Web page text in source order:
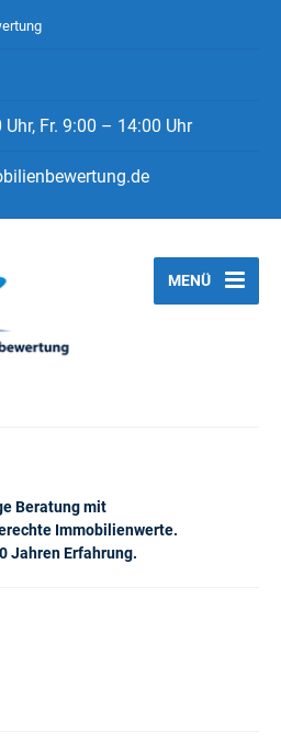
Fr. 9:00 – 14:00 Uhr
Beratung mit
Immobilienwerte.
Jahren Erfahrung.
MENÜ